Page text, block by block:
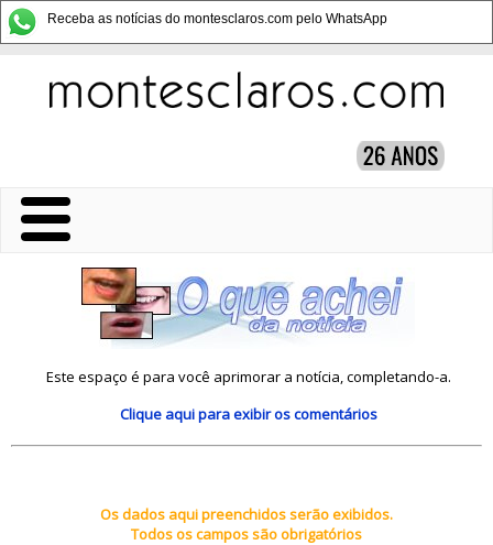
Receba as notícias do montesclaros.com pelo WhatsApp
Este espaço é para você aprimorar a notícia, completando-a.
Clique aquipara exibir os comentários
Os dados aqui preenchidos serão exibidos.
Todos os campos são obrigatórios